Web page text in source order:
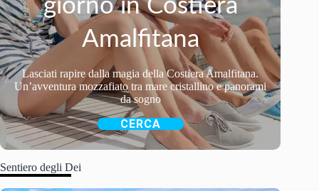
giorno in Costiera
Amalfitana
Lasciati rapire dalla magia della Costiera Amalfitana.
Un’avventura mozzafiato tra mare cristallino e panorami
da sogno
CERCA
Sentiero degli Dei